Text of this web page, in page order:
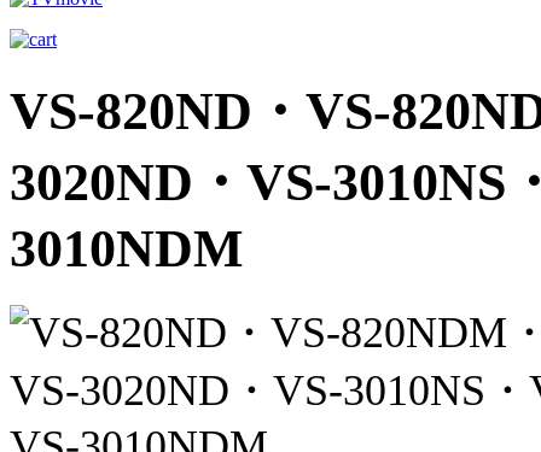
VS-820ND・VS-
3020ND・VS-3010NS
3010NDM